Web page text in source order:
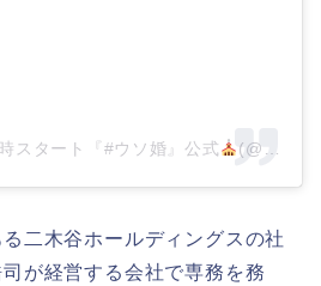
スタート『#ウソ婚』公式 (@kadora_11j)がシェアした投稿
二木谷ホールディングスの社
が経営する会社で専務を務